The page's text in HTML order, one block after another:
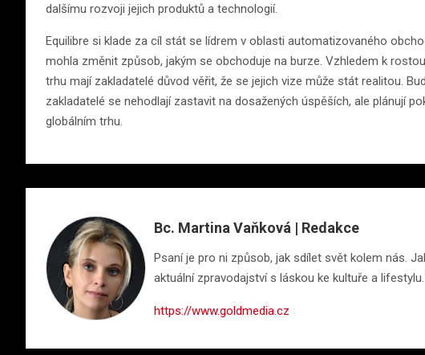
dalšímu rozvoji jejich produktů a technologií.
Equilibre si klade za cíl stát se lídrem v oblasti automatizovaného
mohla změnit způsob, jakým se obchoduje na burze. Vzhledem k
trhu mají zakladatelé důvod věřit, že se jejich vize může stát realitou.
zakladatelé se nehodlají zastavit na dosažených úspěších, ale plánují
globálním trhu.
Bc. Martina Vaňková | Redakce
Psaní je pro ni způsob, jak sdílet svět kolem nás.
aktuální zpravodajství s láskou ke kultuře a
https://www.goldmedia.cz